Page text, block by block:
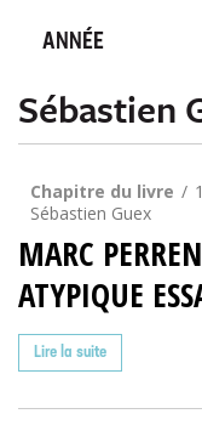
ANNÉE
Sébastien
Chapitre du livre
Sébastien Guex
MARC
ATYPIQUE
Lire la suite